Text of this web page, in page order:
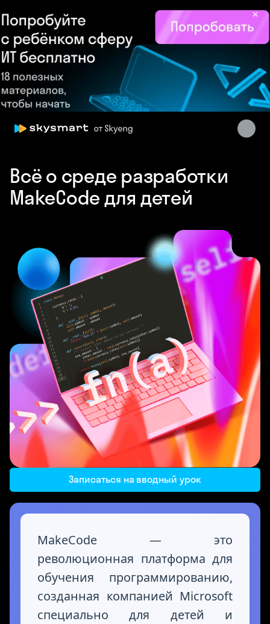
×
Всё о среде разработки
MakeCode для детей
Записаться на вводный урок
MakeCode — это
революционная платформа для
обучения программированию,
созданная компанией Microsoft
специально для детей и
Skysmart Chat
online